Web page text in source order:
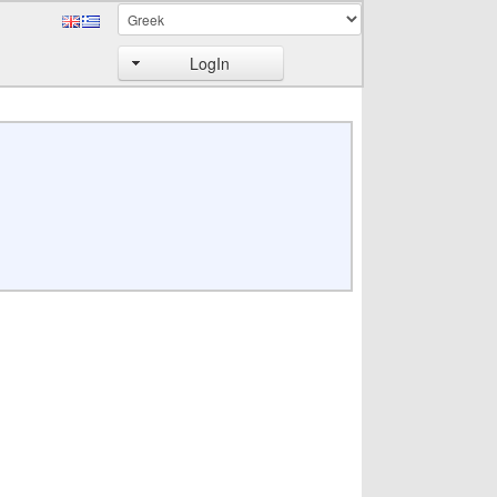
LogIn